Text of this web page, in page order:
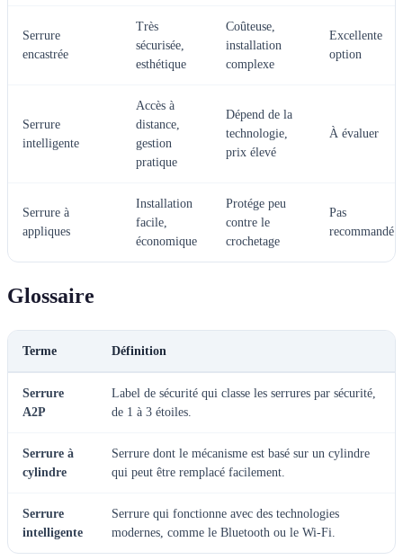
Serrure
encastrée
Très
sécurisée,
esthétique
Coûteuse,
installation
complexe
Excellente
option
Serrure
intelligente
Accès à
distance,
gestion
pratique
Dépend de la
technologie,
prix élevé
À évaluer
Serrure à
appliques
Installation
facile,
économique
Protége peu
contre le
crochetage
Pas
recommandé
Glossaire
Terme Définition
Serrure
A2P
Label de sécurité qui classe les serrures par sécurité,
de 1 à 3 étoiles.
Serrure à
cylindre
Serrure dont le mécanisme est basé sur un cylindre
qui peut être remplacé facilement.
Serrure
intelligente
Serrure qui fonctionne avec des technologies
modernes, comme le Bluetooth ou le Wi-Fi.